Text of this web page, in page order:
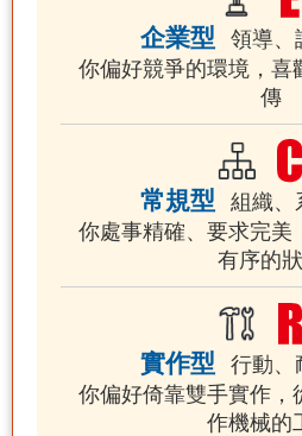
企業型
領導、
你偏好競爭的環境，喜
傳
常規型
組織、
你處事精確、要求完美
有序的
實作型
行動、
你偏好倚靠雙手實作，
作機械的